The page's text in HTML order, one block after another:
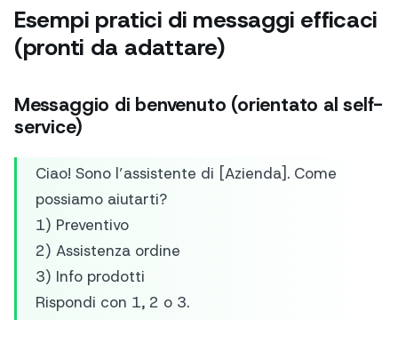
Esempi pratici di messaggi efficaci
(pronti da adattare)
Messaggio di benvenuto (orientato al self-
service)
Ciao! Sono l’assistente di [Azienda]. Come
possiamo aiutarti?
1) Preventivo
2) Assistenza ordine
3) Info prodotti
Rispondi con 1, 2 o 3.